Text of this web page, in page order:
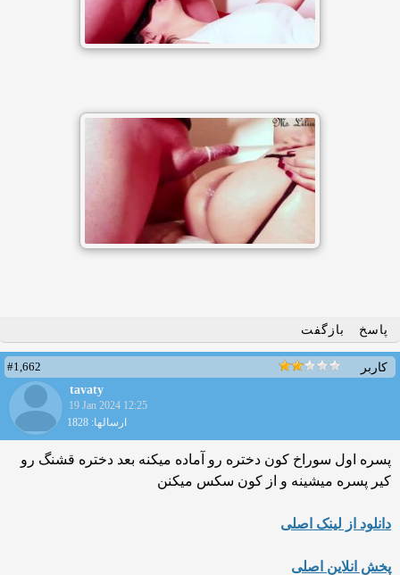
پاسخ بازگفت
کاربر
#1,662
tavaty
19 Jan 2024 12:25
ارسالها: 1828
پسره اول سوراخ کون دختره رو آماده میکنه بعد دختره قشنگ رو
کیر پسره میشینه و از کون سکس میکنن
دانلود از لینک اصلی
پخش انلاین اصلی